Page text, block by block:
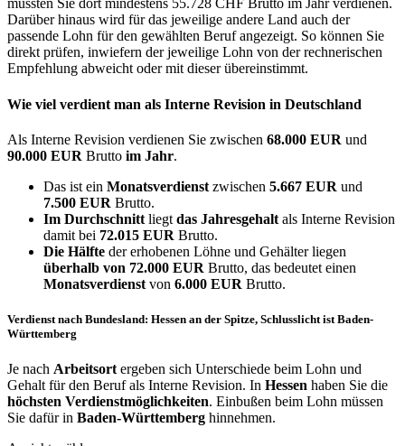
müssten Sie dort mindestens 55.728 CHF Brutto im Jahr verdienen.
Darüber hinaus wird für das jeweilige andere Land auch der
passende Lohn für den gewählten Beruf angezeigt. So können Sie
direkt prüfen, inwiefern der jeweilige Lohn von der rechnerischen
Empfehlung abweicht oder mit dieser übereinstimmt.
Wie viel verdient man als Interne Revision in Deutschland
Als Interne Revision verdienen Sie zwischen 68.000 EUR und
90.000 EUR Brutto im Jahr.
Das ist ein Monatsverdienst zwischen 5.667 EUR und
7.500 EUR Brutto.
Im Durchschnitt liegt das Jahresgehalt als Interne Revision
damit bei 72.015 EUR Brutto.
Die Hälfte der erhobenen Löhne und Gehälter liegen
überhalb von 72.000 EUR Brutto, das bedeutet einen
Monatsverdienst von 6.000 EUR Brutto.
Verdienst nach Bundesland: Hessen an der Spitze, Schlusslicht ist Baden-
Württemberg
Je nach Arbeitsort ergeben sich Unterschiede beim Lohn und
Gehalt für den Beruf als Interne Revision. In Hessen haben Sie die
höchsten Verdienstmöglichkeiten. Einbußen beim Lohn müssen
Sie dafür in Baden-Württemberg hinnehmen.